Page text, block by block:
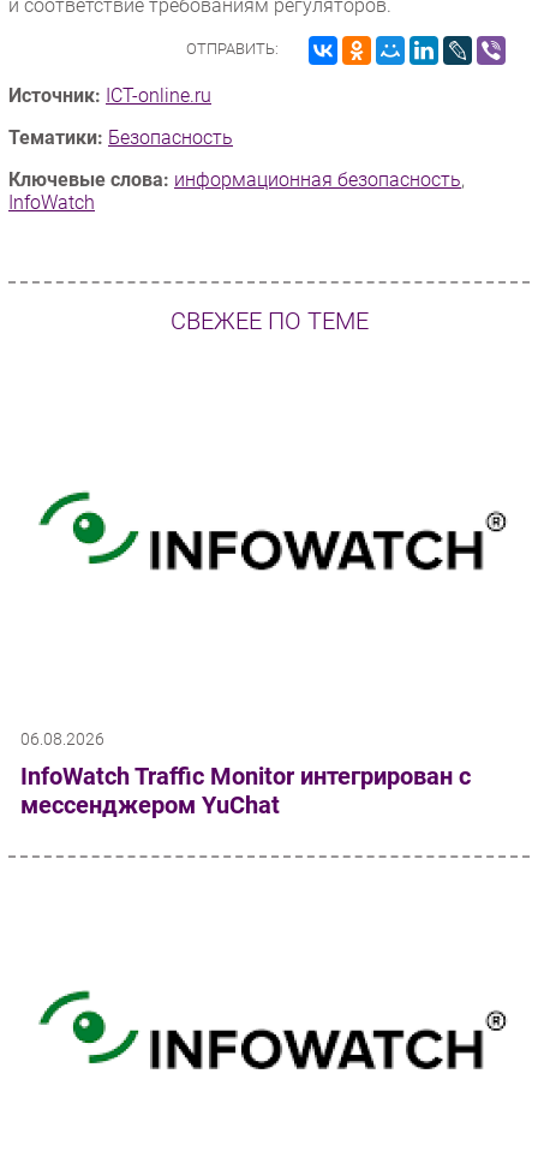
и соответствие требованиям регуляторов.
ОТПРАВИТЬ:
Источник: ICT-online.ru
Тематики: Безопасность
Ключевые слова: информационная безопасность,
InfoWatch
СВЕЖЕЕ ПО ТЕМЕ
06.08.2026
InfoWatch Traffic Monitor интегрирован с
мессенджером YuChat